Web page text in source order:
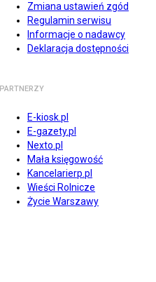
Zmiana ustawień zgód
Regulamin serwisu
Informacje o nadawcy
Deklaracja dostępności
PARTNERZY
E-kiosk.pl
E-gazety.pl
Nexto.pl
Mała księgowość
Kancelarierp.pl
Wieści Rolnicze
Życie Warszawy